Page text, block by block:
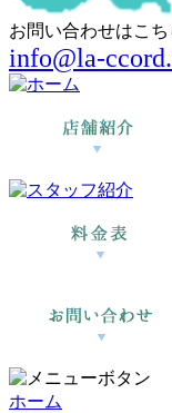
お問い合わせはこち
info@la-
ホーム